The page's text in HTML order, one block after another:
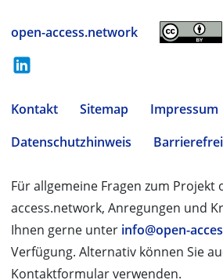
open-access.network
Kontakt Sitemap
Impressum
Datenschutzhinweis
Für allgemeine Fragen zum Projekt
access.network, Anregungen und
Ihnen gerne unter info@open-
Verfügung. Alternativ können Sie
Kontaktformular verwenden.